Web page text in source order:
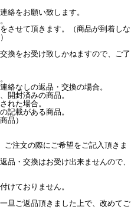
絡をお願い致します。
させて頂きます。（商品が到着しな
換をお受け致しかねますので、ご了
絡なしの返品・交換の場合。
開封済みの商品。
れた場合。
記載がある商品。
品）
注文の際にご希望をご記入頂きま
品・交換はお受け出来ませんので、
けておりません。
旦ご返品頂きました上で、改めてご